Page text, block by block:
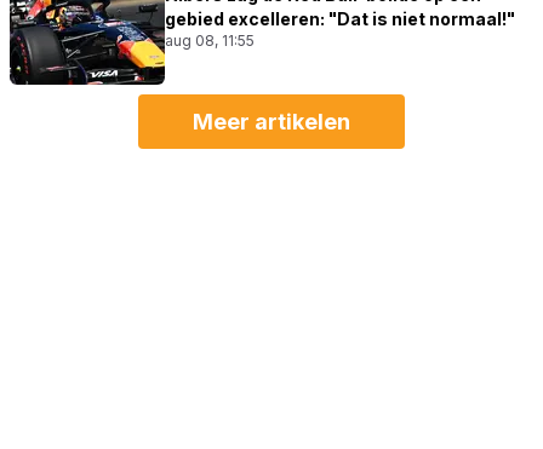
gebied excelleren: "Dat is niet normaal!"
aug 08, 11:55
Meer artikelen